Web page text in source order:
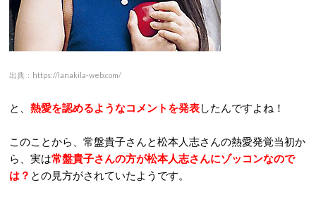
出典：https://lanakila-web.com/
と、 熱愛を認めるようなコメントを発表したんですよね！
このことから、常盤貴子さんと松本人志さんの熱愛発覚当初か
ら、実は常盤貴子さんの方が松本人志さんにゾッコンなので
は？ との見方がされていたようです。